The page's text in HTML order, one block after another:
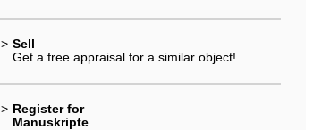
> Sell
Get a free appraisal for a similar object!
> Register for
Manuskripte